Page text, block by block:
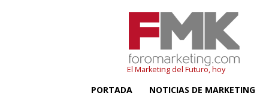
El Marketing del Futuro, hoy
PORTADA NOTICIAS DE MARKETING